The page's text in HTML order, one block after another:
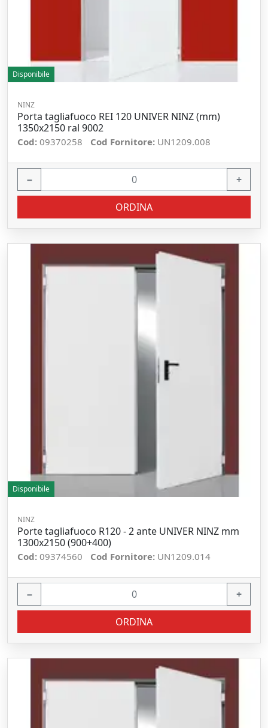
Disponibile
NINZ
Porta tagliafuoco REI 120 UNIVER NINZ (mm)
1350x2150 ral 9002
Cod: 09370258 Cod Fornitore: UN1209.008
− +
ORDINA
Disponibile
NINZ
Porte tagliafuoco R120 - 2 ante UNIVER NINZ mm
1300x2150 (900+400)
Cod: 09374560 Cod Fornitore: UN1209.014
− +
ORDINA